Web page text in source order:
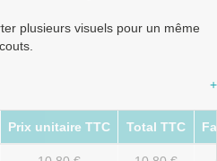
plusieurs visuels pour un même
+
Prix unitaire TTC Total TTC